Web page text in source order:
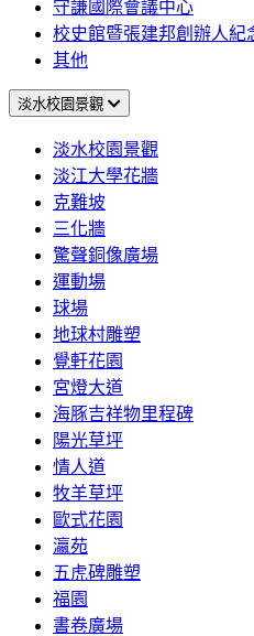
守謙國際會議中心
校史館暨張建邦創辦人紀
其他
淡水校園景觀
淡水校園景觀
淡江大學花牆
克難坡
三化牆
驚聲銅像廣場
運動場
球場
地球村雕塑
覺軒花園
宮燈大道
海豚吉祥物里程碑
陽光草坪
情人道
牧羊草坪
歐式花園
瀛苑
五虎碑雕塑
福園
書卷廣場